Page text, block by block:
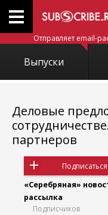
Отправляет email-
Выпуски
Деловые
партнеров
Подписаться
«Серебряная»
рассылка
Подписчиков